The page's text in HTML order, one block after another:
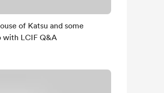
of Katsu and some
with LCIF Q&A